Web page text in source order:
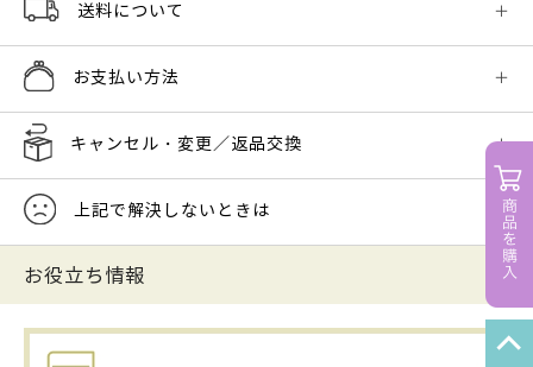
送料について
お支払い方法
キャンセル・変更／返品交換
上記で解決しないときは
お役立ち情報